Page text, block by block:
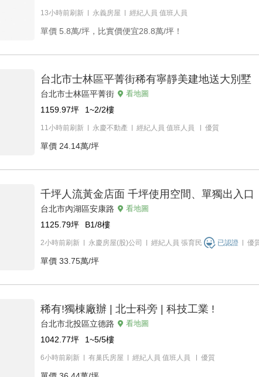
13小時前刷新 永義房屋 經紀人員 值班人員
單價 5.8萬/坪，比實價便宜28.8萬/坪！
台北市士林區平菁街稀有寧靜美建地送大別墅
台北市士林區平菁街 看地圖
1159.97坪 1~2/2樓
11小時前刷新 永慶不動產 經紀人員 值班人員 優質
單價 24.14萬/坪
千坪人流黃金店面 千坪使用空間、單獨出入口
台北市內湖區安康路 看地圖
1125.79坪 B1/8樓
2小時前刷新 永慶房屋(股)公司 經紀人員 張育民 已認證 優
單價 33.75萬/坪
稀有!獨棟廠辦 | 北士科旁 | 科技工業 !
台北市北投區立德路 看地圖
1042.77坪 1~5/5樓
6小時前刷新 有巢氏房屋 經紀人員 值班人員 優質